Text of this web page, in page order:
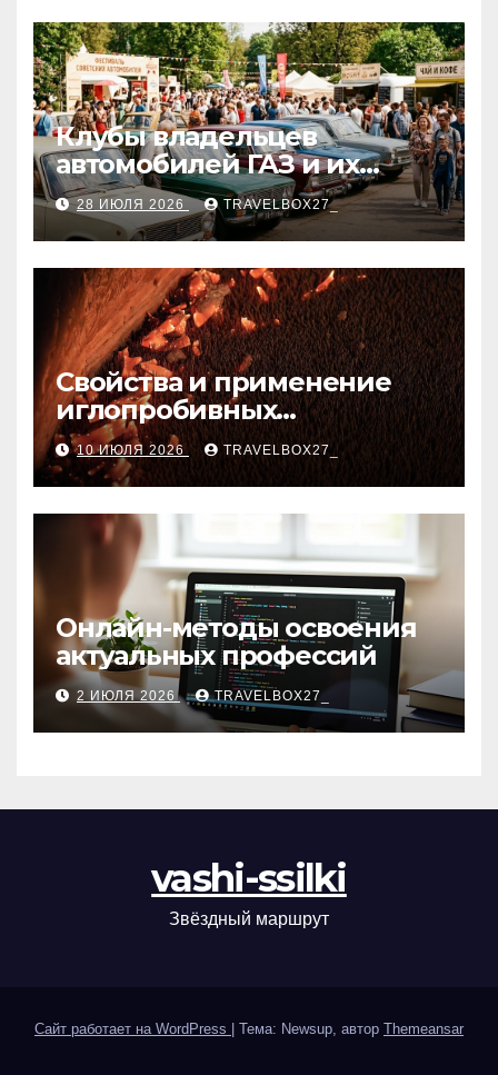
Клубы владельцев
автомобилей ГАЗ и их
мероприятия
28 ИЮЛЯ 2026 TRAVELBOX27_
Свойства и применение
иглопробивных
базальтовых огнеупорных
матов
10 ИЮЛЯ 2026 TRAVELBOX27_
Онлайн-методы освоения
актуальных профессий
2 ИЮЛЯ 2026 TRAVELBOX27_
vashi-ssilki
Звёздный маршрут
Сайт работает на WordPress Тема: Newsup, автор Themeansar